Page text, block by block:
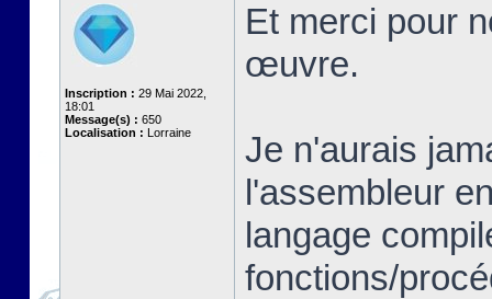
Inscription : 29 Mai 2022,
18:01
Message(s) : 650
Localisation : Lorraine
Et merci pour
œuvre.
Je n'aurais
l'assembleur
langage
fonctions/